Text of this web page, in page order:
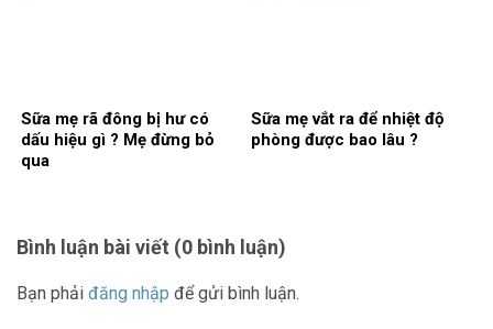
Sữa mẹ rã đông bị hư có
dấu hiệu gì ? Mẹ đừng bỏ
qua
Sữa mẹ vắt ra để nhiệt độ
phòng được bao lâu ?
Bình luận bài viết (0 bình luận)
Bạn phải đăng nhập để gửi bình luận.